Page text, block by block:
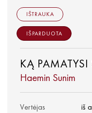
KĄ
Haemin Sunim
Vertėjas
iš
IŠTRAUKA
IŠPARDUOTA